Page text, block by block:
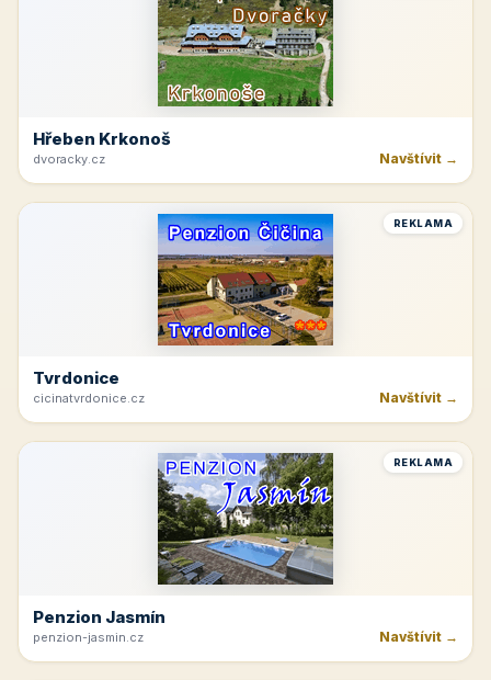
Hřeben Krkonoš
dvoracky.cz Navštívit →
REKLAMA
Tvrdonice
cicinatvrdonice.cz Navštívit →
REKLAMA
Penzion Jasmín
penzion-jasmin.cz Navštívit →